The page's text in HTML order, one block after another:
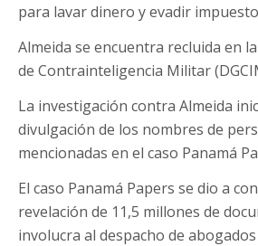
para lavar dinero y evadir
Almeida se encuentra recluida en
de Contrainteligencia Militar
La investigación contra Almeida
divulgación de los nombres de
mencionadas en el caso Panamá
El caso Panamá Papers se dio a
revelación de 11,5 millones de
involucra al despacho de